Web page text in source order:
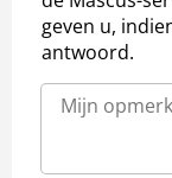
geven u,
antwoord.